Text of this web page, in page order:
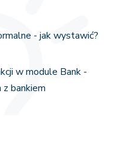
- jak wystawić?
w module Bank -
bankiem